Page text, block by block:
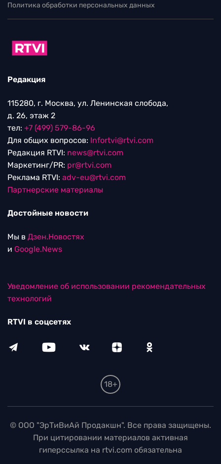
Политика обработки персональных данных
Редакция
115280, г. Москва, ул. Ленинская слобода,
д. 26, этаж 2
тел: +7 (499) 579-86-96
Для общих вопросов: Infortvi@rtvi.com
Редакция RTVI: news@rtvi.com
Маркетинг/PR: pr@rtvi.com
Реклама RTVI: adv-eu@rtvi.com
Партнерские материалы
Достойные новости
Мы в Дзен.Новостях
и Google.News
Уведомление об использовании рекомендательных
технологий
RTVI в соцсетях
18+
© ООО "ЭрТиВиАй Продакшн". Все права защищены.
При цитировании материалов активная
гиперссылка на rtvi.com обязательна